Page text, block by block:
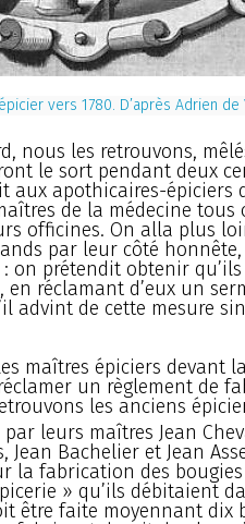
vers 1780. D’après Adrien de
nous les retrouvons,
le sort pendant deux
aux apothicaires-épiciers
de la médecine
officines. On alla plus
par leur côté
on prétendit obtenir
réclamant d’eux un
advint de cette mesure
maîtres épiciers devant
un règlement de
les anciens
par leurs maîtres Jean
Jean Bachelier et Jean
la fabrication des
» qu’ils débitaient
être faite moyennant dix